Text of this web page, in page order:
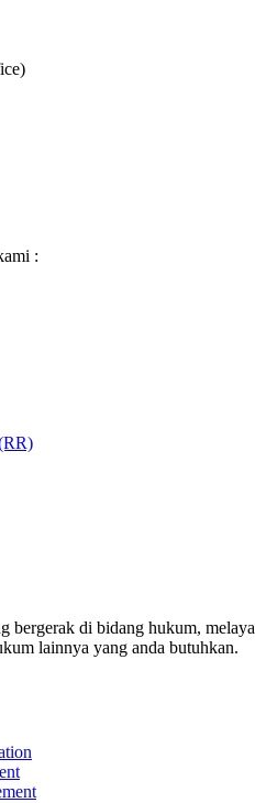
:
bergerak di bidang hukum,
lainnya yang anda butuhkan.